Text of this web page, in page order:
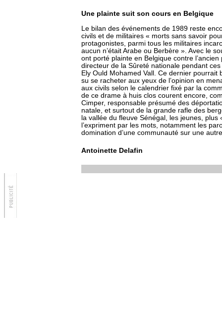
Une plainte suit son cours en Belgique
Le bilan des événements de 1989 reste
civils et de militaires « morts sans savoir
protagonistes, parmi tous les militaires
aucun n’était Arabe ou Berbère ». Avec le
ont porté plainte en Belgique contre
directeur de la Sûreté nationale pendant
Ely Ould Mohamed Vall. Ce dernier
su se racheter aux yeux de l’opinion en
aux civils selon le calendrier fixé par la
de ce drame à huis clos courent encore,
Cimper, responsable présumé des
natale, et surtout de la grande rafle des
la vallée du fleuve Sénégal, les jeunes,
l’expriment par les mots, notamment les
domination d’une communauté sur une
Antoinette Delafin